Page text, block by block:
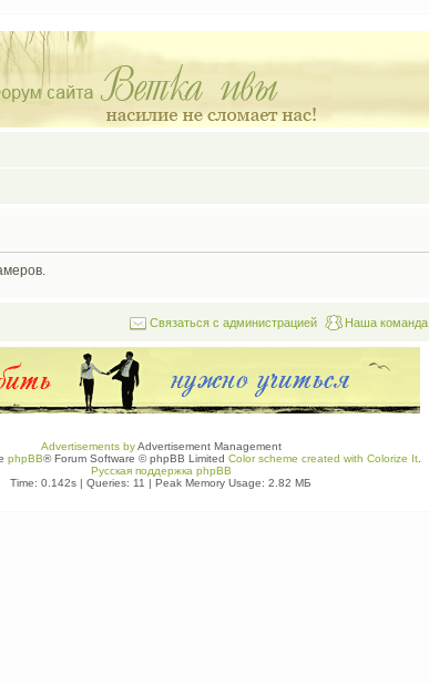
Наша команда
Связаться с администрацией
Advertisements byAdvertisement Management
phpBB® Forum Software © phpBB Limited Color scheme created with Colorize It
Русская поддержка phpBB
Time: 0.142s | Queries: 11 | Peak Memory Usage: 2.82 МБ